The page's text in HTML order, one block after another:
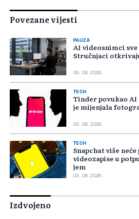
Povezane vijesti
PAUZA
AI videosnimci
Stručnjaci
06. 08. 2026.
TECH
Tinder povukao
je mijenjala
05. 08. 2026.
TECH
Snapchat više
videozapise u
jem
03. 08. 2026.
Izdvojeno